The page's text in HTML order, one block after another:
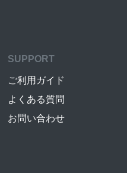
SUPPORT
ご利用ガイド
よくある質問
お問い合わせ